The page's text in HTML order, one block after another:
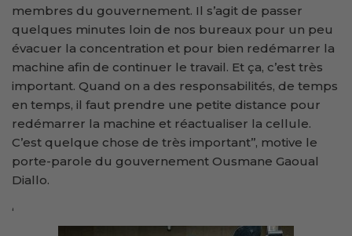
membres du gouvernement. Il s’agit de passer
quelques minutes loin de nos bureaux pour un peu
évacuer la concentration et pour bien redémarrer la
machine afin de continuer le travail. Et ça, c’est très
important. Quand on a des responsabilités, de temps
en temps, il faut prendre une petite distance pour
redémarrer la machine et réactualiser la cellule.
C’est quelque chose de très important’’, motive le
porte-parole du gouvernement Ousmane Gaoual
Diallo.
‘